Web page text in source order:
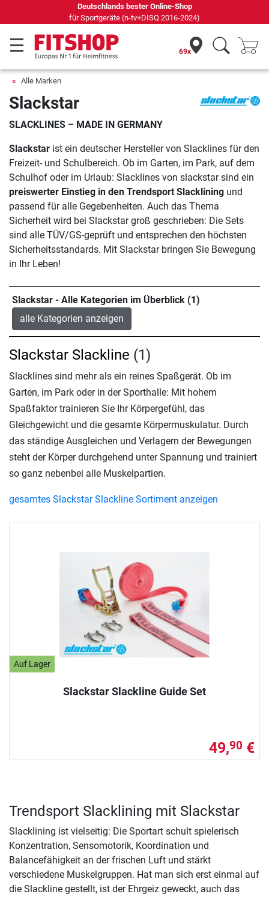
Deutschlands bester Online-Shop
für Sportgeräte (n-tv+DISQ 2016-2024)
69x
Alle Marken
Slackstar
SLACKLINES – MADE IN GERMANY
Slackstar ist ein deutscher Hersteller von Slacklines für den
Freizeit- und Schulbereich. Ob im Garten, im Park, auf dem
Schulhof oder im Urlaub: Slacklines von slackstar sind ein
preiswerter Einstieg in den Trendsport Slacklining und
passend für alle Gegebenheiten. Auch das Thema
Sicherheit wird bei Slackstar groß geschrieben: Die Sets
sind alle TÜV/GS-geprüft und entsprechen den höchsten
Sicherheitsstandards. Mit Slackstar bringen Sie Bewegung
in Ihr Leben!
Slackstar - Alle Kategorien im Überblick (1)
alle Kategorien anzeigen
Auf Lager
Slackstar Slackline Guide Set
49,90 €
Slackstar Slackline (1)
Slacklines sind mehr als ein reines Spaßgerät. Ob im
Garten, im Park oder in der Sporthalle: Mit hohem
Spaßfaktor trainieren Sie Ihr Körpergefühl, das
Gleichgewicht und die gesamte Körpermuskulatur. Durch
das ständige Ausgleichen und Verlagern der Bewegungen
steht der Körper durchgehend unter Spannung und trainiert
so ganz nebenbei alle Muskelpartien.
gesamtes Slackstar Slackline Sortiment anzeigen
Trendsport Slacklining mit Slackstar
Slacklining ist vielseitig: Die Sportart schult spielerisch
Konzentration, Sensomotorik, Koordination und
Balancefähigkeit an der frischen Luft und stärkt
verschiedene Muskelgruppen. Hat man sich erst einmal auf
die Slackline gestellt, ist der Ehrgeiz geweckt, auch das